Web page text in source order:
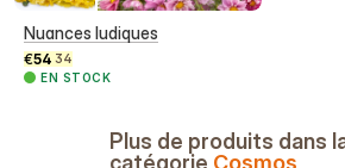
Nuances ludiques
€54 34
EN STOCK
Plus de produits dans
catégorie Cosmos